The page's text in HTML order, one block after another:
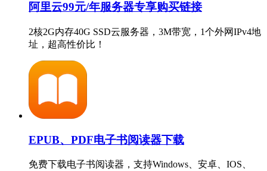
阿里云99元/年服务器专享购买链接
2核2G内存40G SSD云服务器，3M带宽，1个外网IPv4地
址，超高性价比！
EPUB、PDF电子书阅读器下载
免费下载电子书阅读器，支持Windows、安卓、IOS、